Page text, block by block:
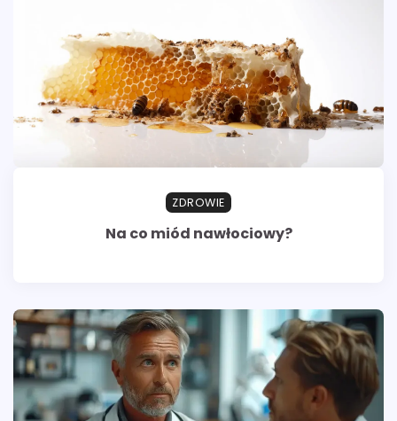
ZDROWIE
Na co miód nawłociowy?